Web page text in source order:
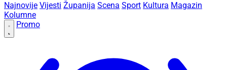
Najnovije Vijesti Županija Scena Sport Kultura Magazin
Kolumne
Promo